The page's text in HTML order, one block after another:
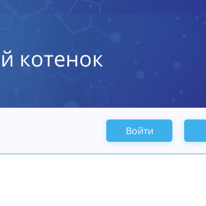
котенок
Войти